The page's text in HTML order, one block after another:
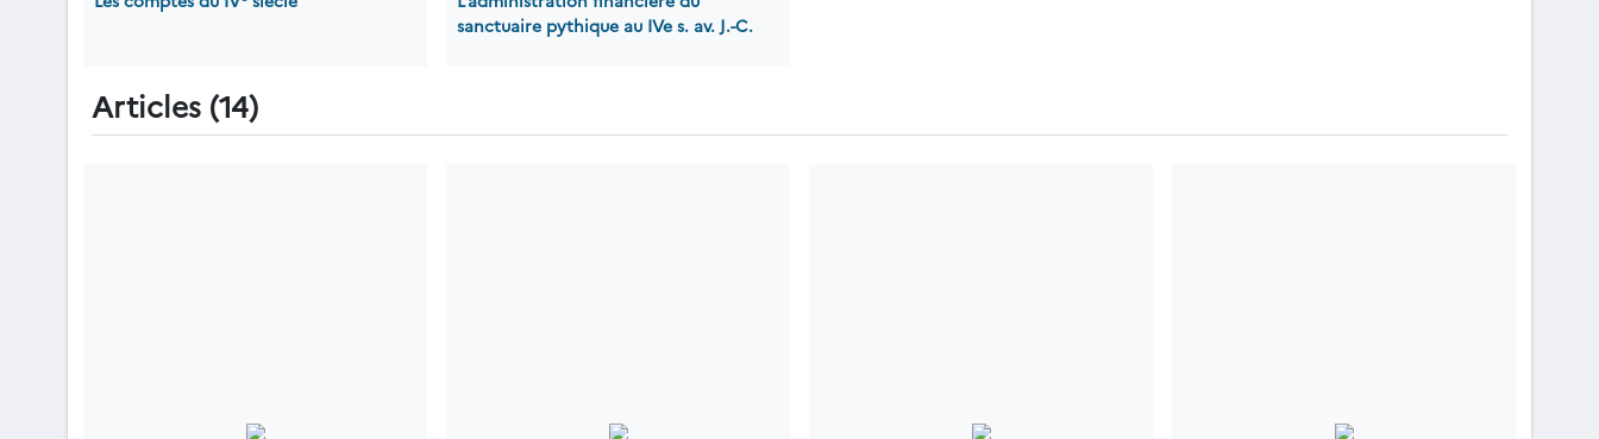
sanctuaire pythique au IVe s. av. J.-C.
Articles (14)